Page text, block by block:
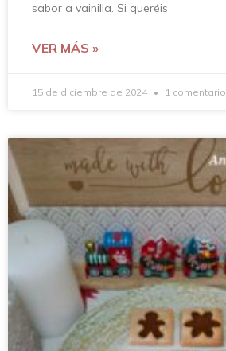
sabor a vainilla. Si queréis
VER MÁS »
15 de diciembre de 2024 1 comentario